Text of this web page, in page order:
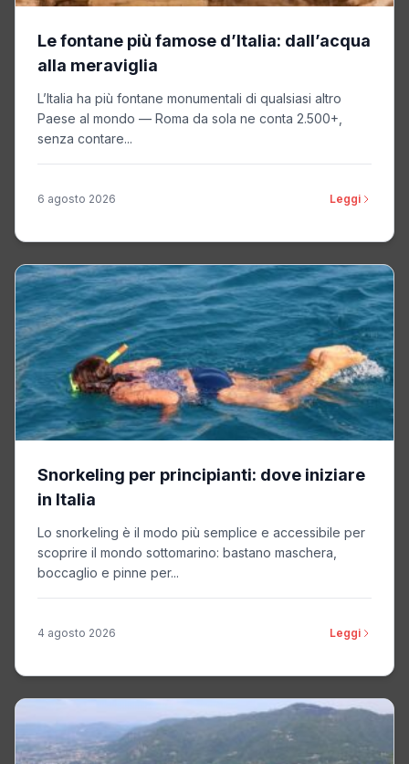
Le fontane più famose d’Italia: dall’acqua
alla meraviglia
L’Italia ha più fontane monumentali di qualsiasi altro
Paese al mondo — Roma da sola ne conta 2.500+,
senza contare...
6 agosto 2026 Leggi
Snorkeling per principianti: dove iniziare
in Italia
Lo snorkeling è il modo più semplice e accessibile per
scoprire il mondo sottomarino: bastano maschera,
boccaglio e pinne per...
4 agosto 2026 Leggi